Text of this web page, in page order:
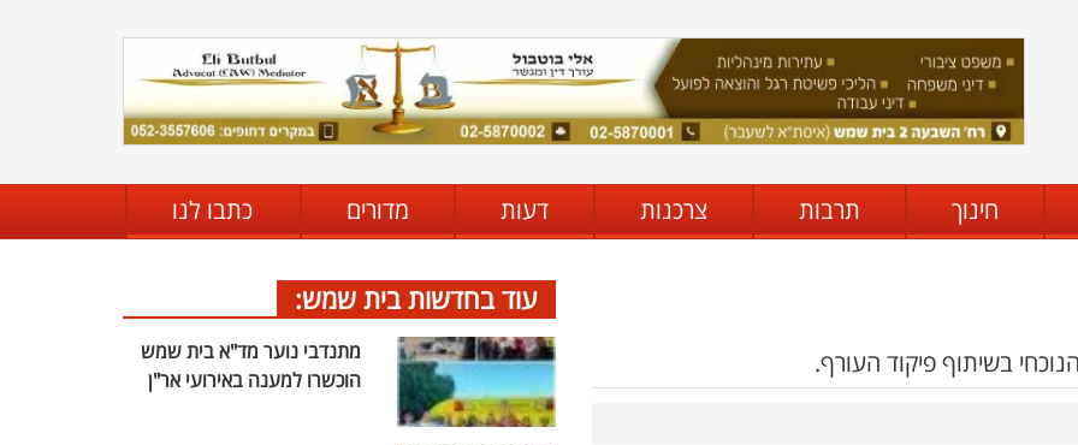
חינוך תרבות צרכנות דעות מדורים כתבו לנו
בשיתוף פיקוד העורף.
עוד בחדשות בית שמש:
מתנדבי נוער מד"א בית שמש
הוכשרו למענה באירועי אר"ן